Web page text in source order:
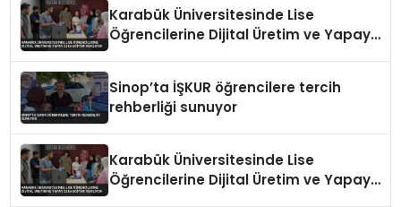
Karabük Üniversitesinde Lise
Öğrencilerine Dijital Üretim ve Yapay
Sinop’ta İŞKUR öğrencilere tercih
rehberliği sunuyor
Karabük Üniversitesinde Lise
Öğrencilerine Dijital Üretim ve Yapay